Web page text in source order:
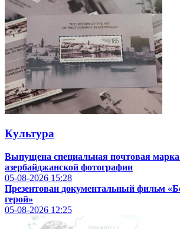
Культура
Выпущена специальная почтовая
азербайджанской фотографии
05-08-2026 15:28
Презентован документальный фильм
герой»
05-08-2026 12:25